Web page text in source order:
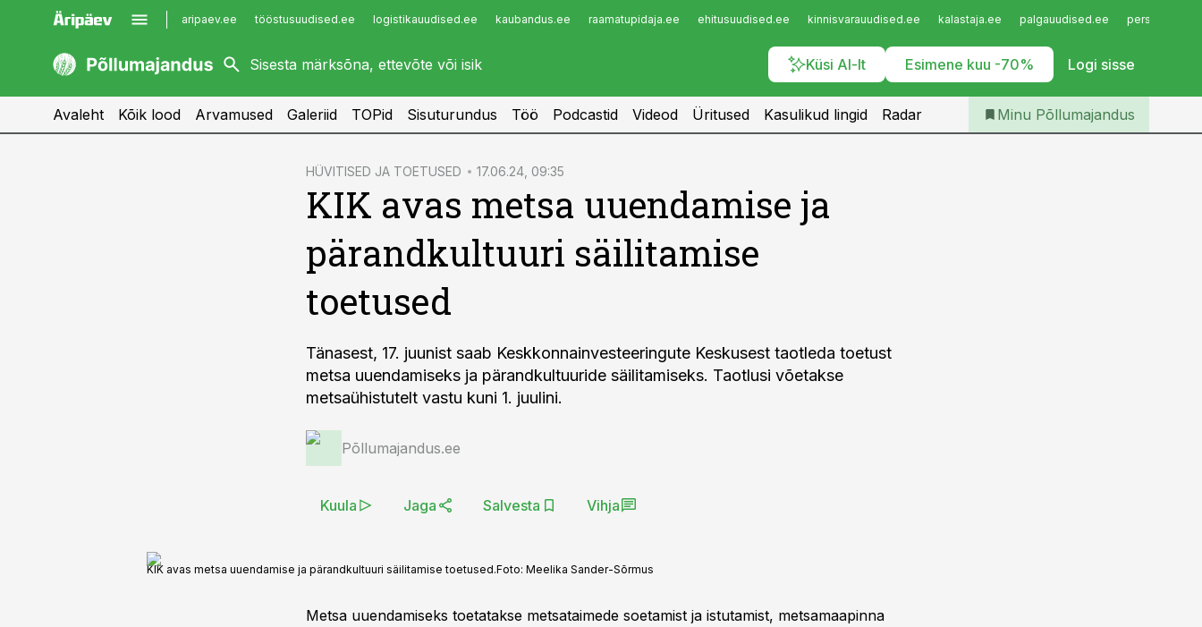
aripaev.ee tööstusuudised.ee logistikauudised.ee kaubandus.ee raamatupidaja.ee ehitusuudised.ee kinnisvarauudised.ee kalastaja.ee palgauudised.ee
Küsi AI-lt Esimene kuu -70% Logi sisse
kaubandus.ee
kinnisvarauudised.ee
imelineajalugu.ee
Infopank
Iseteenindus
Telli Põllumajandus
Avaleht Kõik lood Arvamused Galeriid TOPid Sisuturundus Töö Podcastid Videod Üritused Kasulikud lingid Radar Minu Põllumajandus
HÜVITISED JA TOETUSED 17.06.24, 09:35
KIK avas metsa uuendamise ja
pärandkultuuri säilitamise
toetused
Tänasest, 17. juunist saab Keskkonnainvesteeringute Keskusest taotleda toetust
metsa uuendamiseks ja pärandkultuuride säilitamiseks. Taotlusi võetakse
metsaühistutelt vastu kuni 1. juulini.
Põllumajandus.ee
Kuula Jaga Salvesta Vihja
KIK avas metsa uuendamise ja pärandkultuuri säilitamise toetused.Foto: Meelika Sander-Sõrmus
Metsa uuendamiseks toetatakse metsataimede soetamist ja istutamist, metsamaapinna